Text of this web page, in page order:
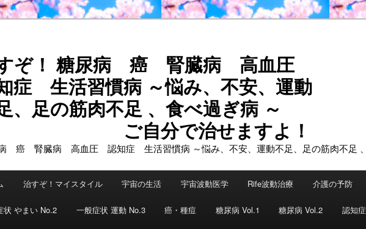
ぞ！ 糖尿病 癌 腎臓病 高血圧
症 生活習慣病 ～悩み、不安、運動
、足の筋肉不足 、食べ過ぎ病 ～
自分で治せますよ！
治すぞ！マイスタイル 宇宙の生活 宇宙波動医学 Rife波動治療 介護の予防
状 やまい No.2 一般症状 運動 No.3 癌・種痘 糖尿病 Vol.1 糖尿病 Vol.2 認知症